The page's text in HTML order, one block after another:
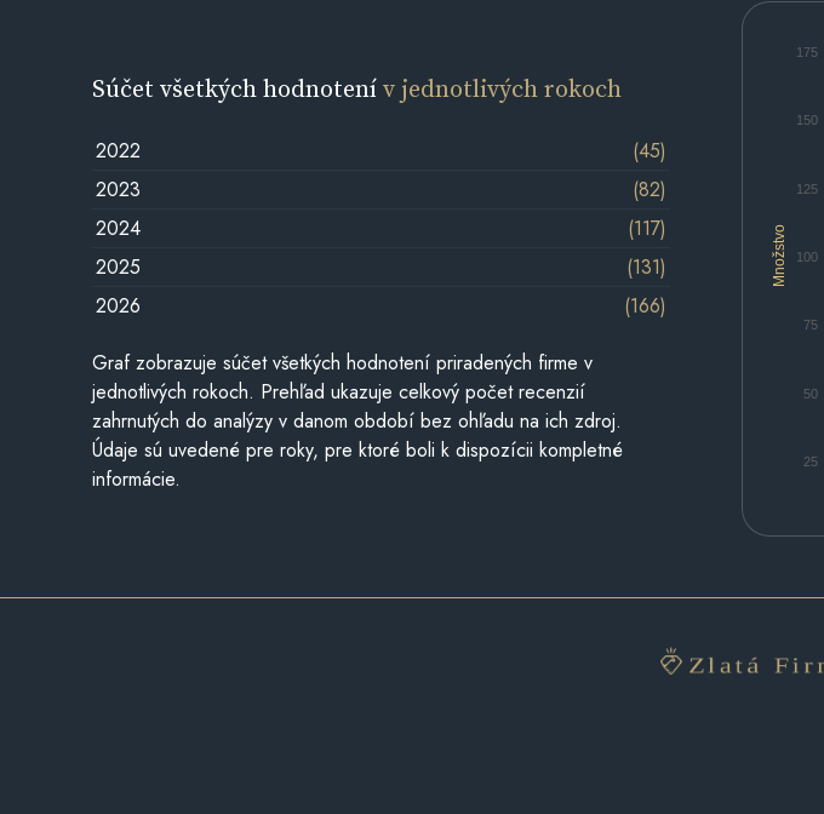
Množstvo
25
50
75
100
125
150
175
Súčet všetkých hodnotenív jednotlivých rokoch
2022
(45)
2023
(82)
2024
(117)
2025
(131)
2026
(166)
Graf zobrazuje súčet všetkých hodnotení priradených firme v
jednotlivých rokoch. Prehľad ukazuje celkový počet recenzií
zahrnutých do analýzy v danom období bez ohľadu na ich zdroj.
Údaje sú uvedené pre roky, pre ktoré boli k dispozícii kompletné
informácie.